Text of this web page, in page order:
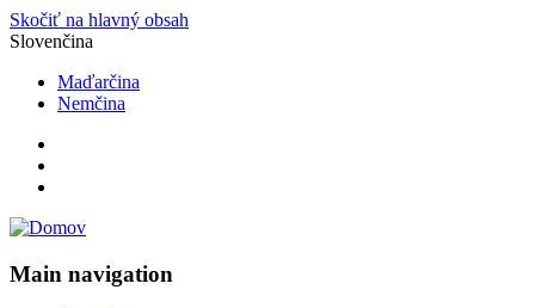
Skočiť na hlavný obsah
Slovenčina
Maďarčina
Nemčina
Main navigation